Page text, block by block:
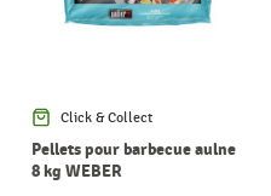
Click & Collect
Pellets pour barbecue aulne
8 kg WEBER